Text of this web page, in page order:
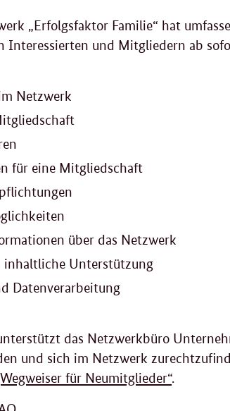
„Erfolgsfaktor Familie“ hat
Interessierten und Mitgliedern ab
Netzwerk
für eine Mitgliedschaft
über das Netzwerk
inhaltliche Unterstützung
Datenverarbeitung
das Netzwerkbüro
und sich im Netzwerk
für Neumitglieder“.